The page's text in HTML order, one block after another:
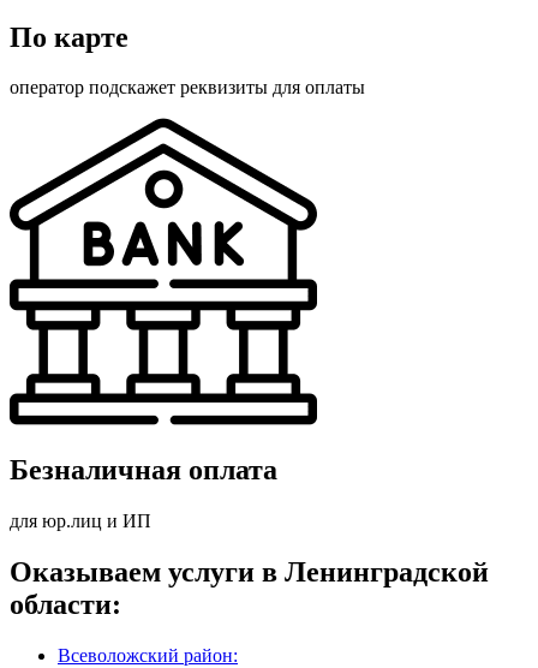
По карте
оператор подскажет реквизиты для оплаты
Безналичная оплата
для юр.лиц и ИП
Оказываем услуги в Ленинградской
области:
Всеволожский район: